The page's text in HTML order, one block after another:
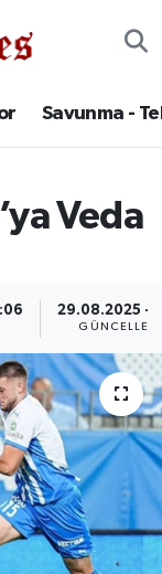
Savunma -
Veda
29.08.2025 -